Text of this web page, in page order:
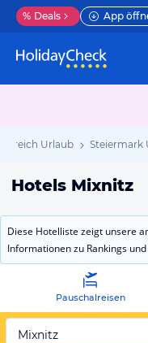
% Deals App
Urlaub Steiermark
Hotels Mixnitz
Diese Hotelliste zeigt unsere
Informationen zu Rankings
Pauschalreisen
Mixnitz